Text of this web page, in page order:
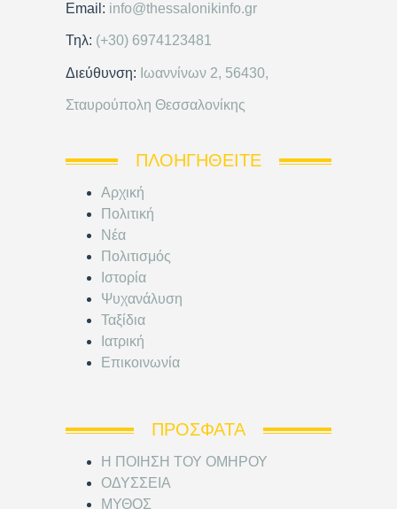
Email: info@thessalonikinfo.gr
Τηλ: (+30) 6974123481
Διεύθυνση: Ιωαννίνων 2, 56430,
Σταυρούπολη Θεσσαλονίκης
ΠΛΟΗΓΗΘΕΊΤΕ
Αρχική
Πολιτική
Νέα
Πολιτισμός
Ιστορία
Ψυχανάλυση
Ταξίδια
Ιατρική
Επικοινωνία
ΠΡΌΣΦΑΤΑ
Η ΠΟΙΗΣΗ ΤΟΥ ΟΜΗΡΟΥ
ΟΔΥΣΣΕΙΑ
ΜΥΘΟΣ